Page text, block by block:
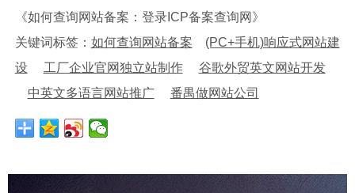
《如何查询网站备案：登录ICP备案查询网》
关键词标签： 如何查询网站备案
(PC+手机)响应式网站建
设
工厂企业官网独立站制作
谷歌外贸英文网站开发
中英文多语言网站推广
番禺做网站公司